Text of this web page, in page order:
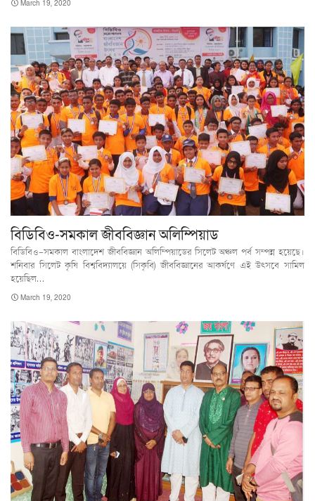
March 19, 2020
বিডিবিও-সমকাল জীববিজ্ঞান অলিম্পিয়াড
বিডিবিও-সমকাল বাংলাদেশ জীববিজ্ঞান অলিম্পিয়াডের সিলেট অঞ্চল পর্ব সম্পন্ন হয়েছে।
শনিবার সিলেট কৃষি বিশ্ববিদ্যালয়ে (সিকৃবি) জীববিজ্ঞানের আকর্ষণে এই উৎসবে সামিল
হয়েছিল…
March 19, 2020